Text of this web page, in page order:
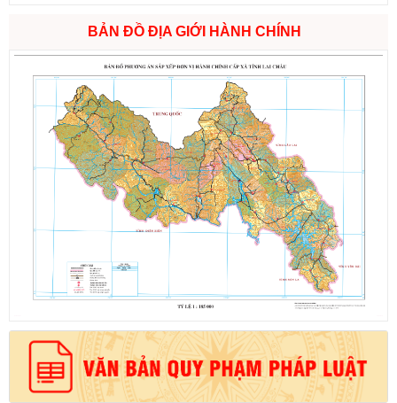
BẢN ĐỒ ĐỊA GIỚI HÀNH CHÍNH